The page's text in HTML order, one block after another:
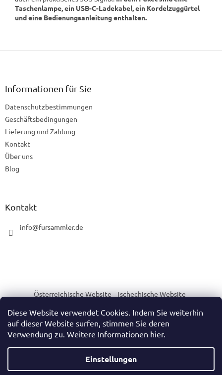
Diese Website verwendet Cookies. Indem Sie weiterhin
auf dieser Website surfen, stimmen Sie deren
Verwendung zu. Weitere Informationen hier.
Einstellungen
Taschenlampe, ein USB-C-Ladekabel, ein Kordelzuggürtel
und eine Bedienungsanleitung enthalten.
F
Informationen für Sie
Datenschutzbestimmungen
Geschäftsbedingungen
Lieferung und Zahlung
Kontakt
Über uns
Blog
Kontakt
info@fursammler.de
Österreichische Website Tschechische Website